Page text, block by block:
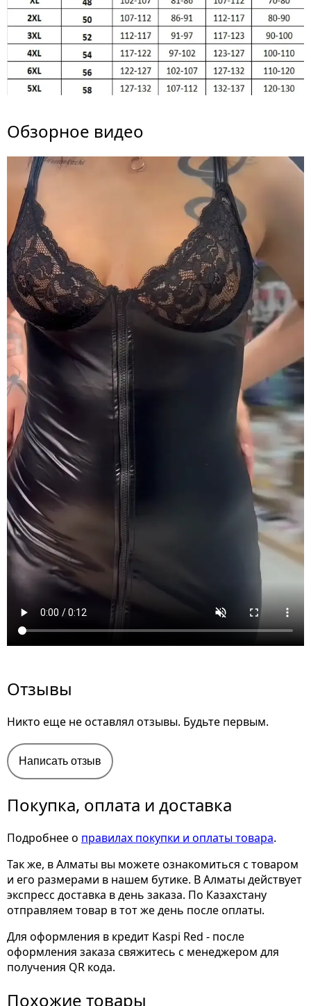
Обзорное видео
Отзывы
Никто еще не оставлял отзывы. Будьте первым.
Написать отзыв
Покупка, оплата и доставка
Подробнее о правилах покупки и оплаты товара.
Так же, в Алматы вы можете ознакомиться с товаром
и его размерами в нашем бутике. В Алматы действует
экспресс доставка в день заказа. По Казахстану
отправляем товар в тот же день после оплаты.
Для оформления в кредит Kaspi Red - после
оформления заказа свяжитесь с менеджером для
получения QR кода.
Похожие товары